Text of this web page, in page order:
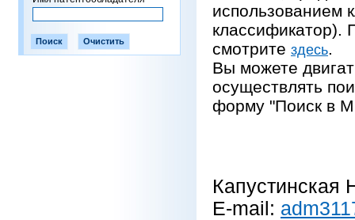
использованием
классификатор).
смотрите здесь.
Вы можете
осуществлять
форму "Поиск в
Капустинская
E-mail: